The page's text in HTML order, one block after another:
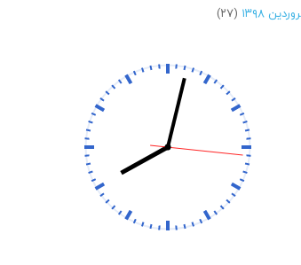
۱۳۹۸
(۲۷)